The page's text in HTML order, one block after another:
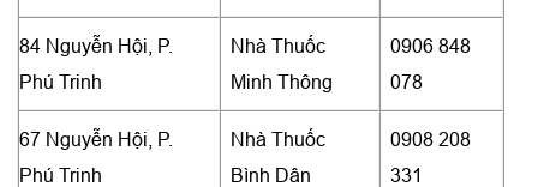
84 Nguyễn Hội, P.
Phú Trinh
Nhà Thuốc
Minh Thông
0906 848
078
67 Nguyễn Hội, P.
Phú Trinh
Nhà Thuốc
Bình Dân
0908 208
331